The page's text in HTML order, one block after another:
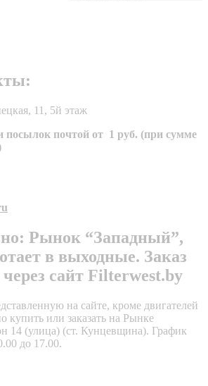
11, 5й этаж
посылок почтой от 1 руб. (при сумме
Рынок “Западный”,
в выходные. Заказ
сайт Filterwest.by
на сайте, кроме двигателей
купить или заказать на Рынке
14 (улица) (ст. Кунцевщина). График
до 17.00.